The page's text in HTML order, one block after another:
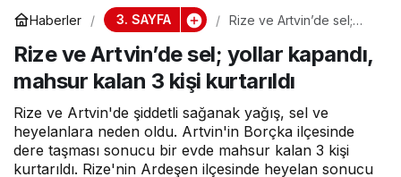
Haberler 3. SAYFA
Rize ve Artvin’de sel;
kalan 3 kişi kurtarıldı
Rize ve Artvin’de sel; yollar kapandı,
mahsur kalan 3 kişi kurtarıldı
Rize ve Artvin'de şiddetli sağanak yağış, sel ve
heyelanlara neden oldu. Artvin'in Borçka ilçesinde
dere taşması sonucu bir evde mahsur kalan 3 kişi
kurtarıldı. Rize'nin Ardeşen ilçesinde heyelan sonucu